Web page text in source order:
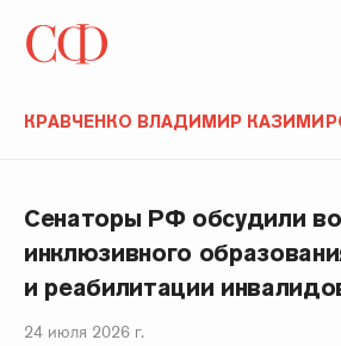
КРАВЧЕНКО ВЛАДИМИР
Сенаторы РФ обсудили
инклюзивного
и реабилитации
24 июля 2026 г.